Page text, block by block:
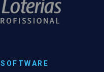
SOFTWARE